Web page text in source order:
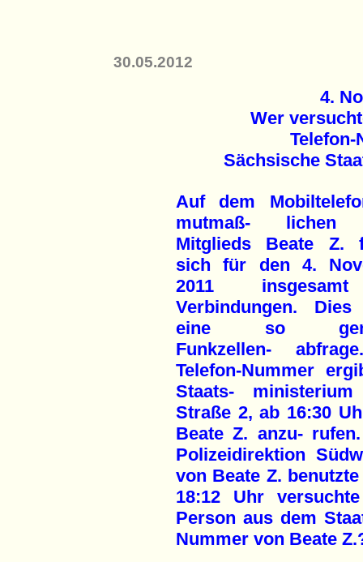
30.05.2012
4.
Wer
Telefon-
Sächsische
Auf dem
mutmaß- lichen
Mitglieds Beate Z.
sich für den 4.
2011
Verbindungen. Dies
eine so
Funkzellen-
Telefon-Nummer
Staats-
Straße 2, ab 16:30
Beate Z. anzu-
Polizeidirektion
von Beate Z.
18:12 Uhr
Person aus dem
Nummer von Beate